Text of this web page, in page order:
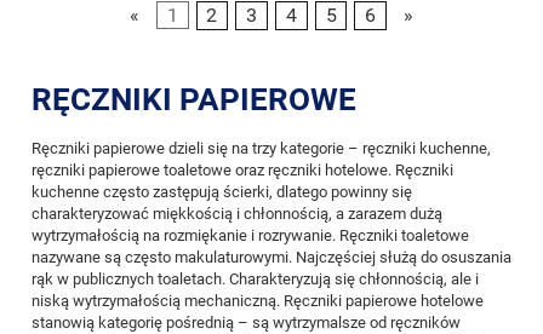
« 1 2 3 4 5 6 »
RĘCZNIKI PAPIEROWE
Ręczniki papierowe dzieli się na trzy kategorie – ręczniki kuchenne,
ręczniki papierowe toaletowe oraz ręczniki hotelowe. Ręczniki
kuchenne często zastępują ścierki, dlatego powinny się
charakteryzować miękkością i chłonnością, a zarazem dużą
wytrzymałością na rozmiękanie i rozrywanie. Ręczniki toaletowe
nazywane są często makulaturowymi. Najczęściej służą do osuszania
rąk w publicznych toaletach. Charakteryzują się chłonnością, ale i
niską wytrzymałością mechaniczną. Ręczniki papierowe hotelowe
stanowią kategorię pośrednią – są wytrzymalsze od ręczników